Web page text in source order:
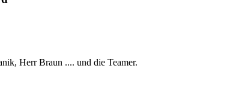
Herr Braun .... und die Teamer.